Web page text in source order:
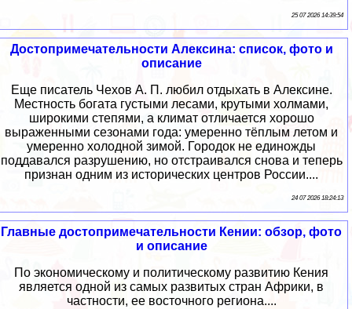
25 07 2026 14:39:54
Достопримечательности Алексина: список, фото и
описание
Еще писатель Чехов А. П. любил отдыхать в Алексине.
Местность богата густыми лесами, крутыми холмами,
широкими степями, а климат отличается хорошо
выраженными сезонами года: умеренно тёплым летом и
умеренно холодной зимой. Городок не единожды
поддавался разрушению, но отстраивался снова и теперь
признан одним из исторических центров России....
24 07 2026 18:24:13
Главные достопримечательности Кении: обзор, фото
и описание
По экономическому и политическому развитию Кения
является одной из самых развитых стран Африки, в
частности, ее восточного региона....